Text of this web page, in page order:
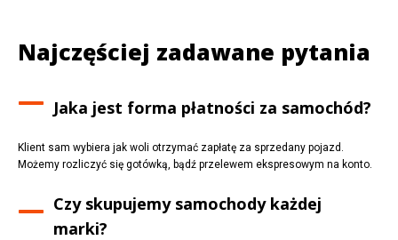
Najczęściej zadawane pytania
Jaka jest forma płatności za samochód?
Klient sam wybiera jak woli otrzymać zapłatę za sprzedany pojazd.
Możemy rozliczyć się gotówką, bądź przelewem ekspresowym na konto.
Czy skupujemy samochody każdej
marki?